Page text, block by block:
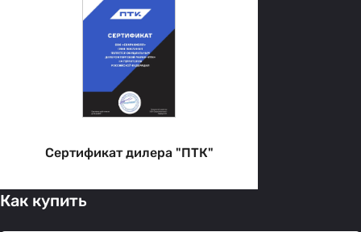
Сертификат дилера "ПТК"
Как купить